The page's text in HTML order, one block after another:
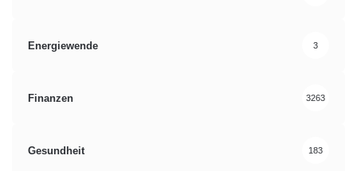
Energiewende 3
Finanzen 3263
Gesundheit 183